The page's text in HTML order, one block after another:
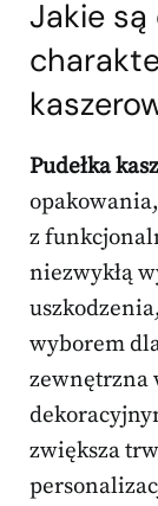
Jakie
Pudełka
z
niezwykłą
wyborem
zewnętrzna
zwiększa